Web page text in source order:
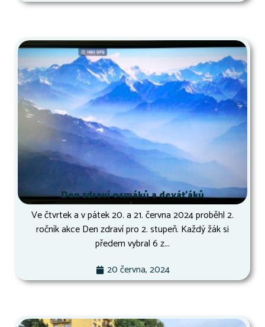
Den zdraví osmáků a deváťáků
Ve čtvrtek a v pátek 20. a 21. června 2024 proběhl 2.
ročník akce Den zdraví pro 2. stupeň. Každý žák si
předem vybral 6 z...
20 června, 2024